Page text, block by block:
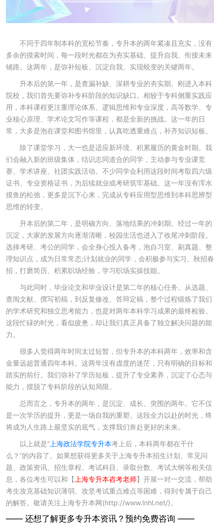
不同于四年制本科的宽松节奏，专升本的两年紧凑且充实，没有
多余的摸索时间，每一段时光都在为夯实基础、提升自我、衔接未来
铺路。这两年，是弥补短板、沉淀自我、实现蜕变的关键两年。
升本后的第一年，是查漏补缺、深耕专业的夯实期。刚进入本科
院校，我们首先要弥补专科阶段的知识缺口。相较于专科侧重实践应
用，本科课程更注重理论体系、逻辑思维和专业深度，高等数学、专
业核心原理、学术论文写作等课程，都是全新的挑战。这一年的日
常，大多是泡在课堂和图书馆里，认真吃透重难点，补齐知识短板。
除了课堂学习，大一也是适应新环境、积累履历的黄金时期。我
们会融入新的班级集体，结识志同道合的同学，主动参与专业课竞
赛、学术讲座、社团实践活动。不少同学会利用这段时间考取四六级
证书、专业资格证书，为后续就业或考研筑牢基础。这一年没有浑水
摸鱼的松弛，更多是沉下心来，完成从专科应用型思维到本科思辨型
思维的转变。
升本后的第二年，是明确方向、落地结果的冲刺期。经过一年的
沉淀，大家的发展方向逐渐清晰，校园生活也进入了收尾冲刺阶段。
选择考研、考公的同学，会全身心投入备考，泡自习室、刷真题、整
理知识点，成为日常常态;计划就业的同学，会积极参与实习、秋招春
招，打磨简历、积累职场经验，学习职场实操技能。
与此同时，毕业论文和毕业设计是第二年的核心任务。从选题、
查阅文献、撰写初稿，到反复修改、答辩定稿，整个过程锻炼了我们
的学术研究和独立思考能力，也是对两年本科学习成果的最终检验。
这段忙碌的时光，看似疲惫，却让我们真正具备了独立解决问题的能
力。
很多人觉得两年时间太过短暂，但专升本的本科两年，效率和含
金量远超普通四年本科。这两年没有虚度的迷茫，只有明确的目标和
踏实的前行。我们弥补了学历短板，提升了专业素养，沉淀了心态与
能力，摆脱了专科阶段的认知局限。
总而言之，专升本的两年，是沉淀、成长、突围的两年。它不仅
是一次学历的提升，更是一场自我的重塑。这段全力以赴的时光，终
将成为人生路上最坚实的底气，支撑我们奔赴更好的未来。
以上就是“ 上海政法学院专升本考上后，本科两年都在干什
么？”的内容了。如果想获得更多关于上海专升本招生计划、常见问
题、政策资讯、招生章程、考试科目、录取分数、考试大纲等相关信
息，各位考生可以和 【 上海专升本咨考老师】 开展一对一交流，帮助
考生攻克基础知识薄弱、攻坚考试重点难点等困难，得到专属于自己
的解答。敬请关注上海专升本网(http://www.lnhl.net/)。
—— 还想了解更多专升本资讯？ 预约免费咨询 ——